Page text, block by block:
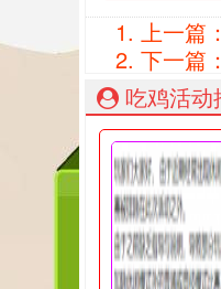
上一篇：
下一篇：
吃鸡活动